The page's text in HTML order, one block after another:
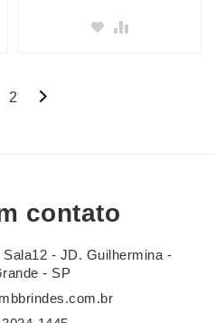
2
contato
- JD. Guilhermina -
- SP